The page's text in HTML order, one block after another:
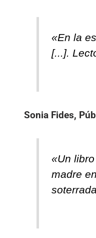
«En la
[...].
Sonia Fides,
«Un
madre